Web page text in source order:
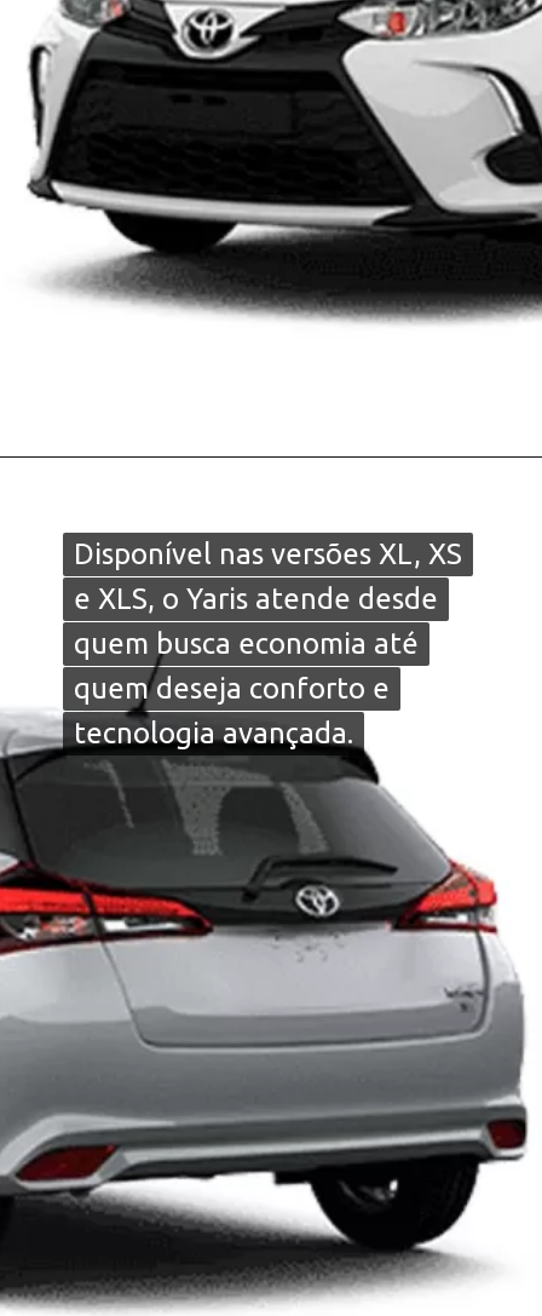
Disponível nas versões XL, XS
e XLS, o Yaris atende desde
quem busca economia até
quem deseja conforto e
tecnologia avançada.
Disponível nas versões XL, XS
e XLS, o Yaris atende desde
quem busca economia até
quem deseja conforto e
tecnologia avançada.